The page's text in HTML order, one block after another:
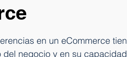
en un eCommerce
negocio y en su